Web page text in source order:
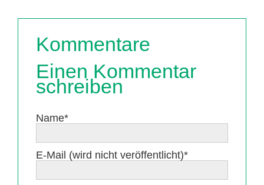
Kommentare
Einen Kommentar
schreiben
Pflichtfeld
Name*
Pflichtfeld
E-Mail (wird nicht veröffentlicht)*